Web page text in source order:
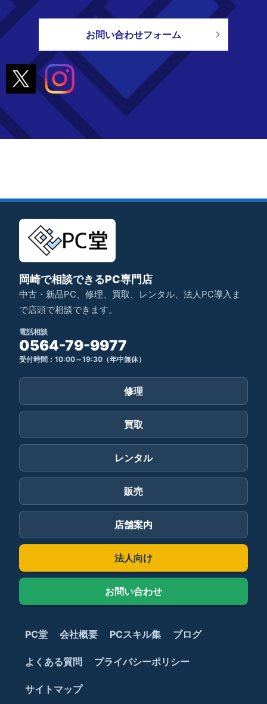
お問い合わせフォーム
岡崎で相談できるPC専門店
中古・新品PC、修理、買取、レンタル、法人PC導入ま
で店頭で相談できます。
電話相談
0564-79-9977
受付時間：10:00～19:30（年中無休）
修理
買取
レンタル
販売
店舗案内
法人向け
お問い合わせ
PC堂 会社概要 PCスキル集 ブログ
よくある質問 プライバシーポリシー
サイトマップ